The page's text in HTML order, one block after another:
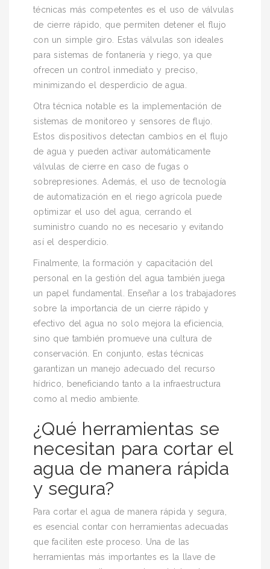
técnicas más competentes es el uso de válvulas
de cierre rápido, que permiten detener el flujo
con un simple giro. Estas válvulas son ideales
para sistemas de fontanería y riego, ya que
ofrecen un control inmediato y preciso,
minimizando el desperdicio de agua.
Otra técnica notable es la implementación de
sistemas de monitoreo y sensores de flujo.
Estos dispositivos detectan cambios en el flujo
de agua y pueden activar automáticamente
válvulas de cierre en caso de fugas o
sobrepresiones. Además, el uso de tecnología
de automatización en el riego agrícola puede
optimizar el uso del agua, cerrando el
suministro cuando no es necesario y evitando
así el desperdicio.
Finalmente, la formación y capacitación del
personal en la gestión del agua también juega
un papel fundamental. Enseñar a los trabajadores
sobre la importancia de un cierre rápido y
efectivo del agua no solo mejora la eficiencia,
sino que también promueve una cultura de
conservación. En conjunto, estas técnicas
garantizan un manejo adecuado del recurso
hídrico, beneficiando tanto a la infraestructura
como al medio ambiente.
¿Qué herramientas se
necesitan para cortar el
agua de manera rápida
y segura?
Para cortar el agua de manera rápida y segura,
es esencial contar con herramientas adecuadas
que faciliten este proceso. Una de las
herramientas más importantes es la llave de